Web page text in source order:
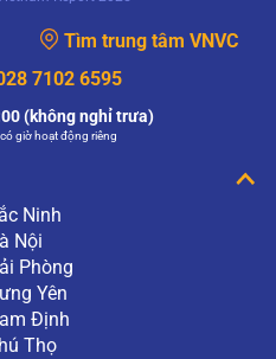
nghiệm PAP và xét nghiệm
không?
không?
vừa tiến hành phương pháp
ung thư cổ tử cung tại bệnh
có kết quả, tôi thấy kết quả có
Tôi…
Tìm trung tâm VNVC
7102 6595
(không nghỉ trưa)
giờ hoạt động riêng
Ninh
Nội
Phòng
Yên
Định
Thọ